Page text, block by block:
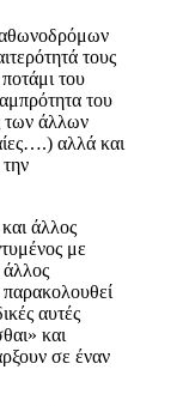
τους
του
του
των άλλων
αλλά και
άλλος
με
αυτές
και
σε έναν